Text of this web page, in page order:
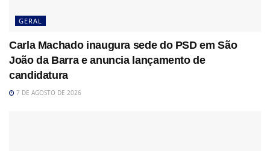
GERAL
Carla Machado inaugura sede do PSD em São
João da Barra e anuncia lançamento de
candidatura
7 DE AGOSTO DE 2026